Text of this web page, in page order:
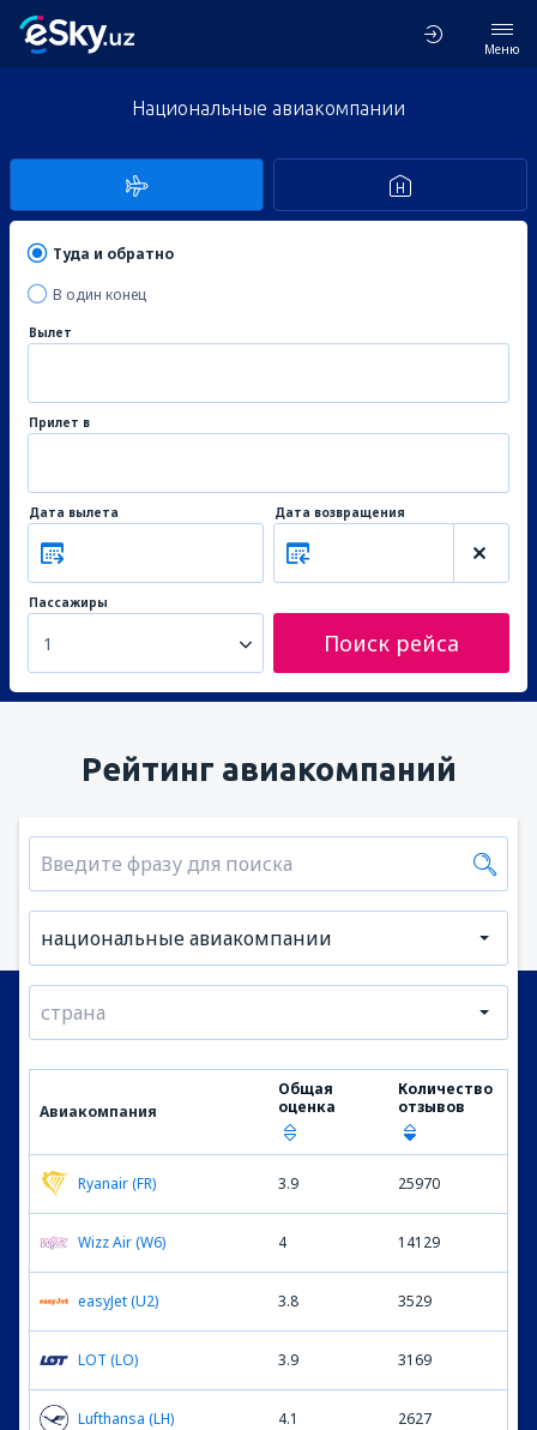
Меню
Национальные авиакомпании
Туда и обратно
В один конец
Вылет
Прилет в
Дата вылета Дата возвращения
Пассажиры
1 Поиск рейса
Рейтинг авиакомпаний
национальные авиакомпании
страна
Авиакомпания
Общая
оценка
Количество
отзывов
Ryanair (FR) 3.9 25970
Wizz Air (W6) 4 14129
easyJet (U2) 3.8 3529
LOT (LO) 3.9 3169
Lufthansa (LH) 4.1 2627